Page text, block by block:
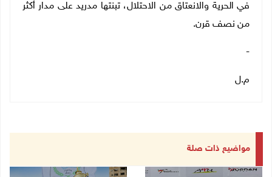
في الحرية والانعتاق من الاحتلال، تبنتها مدريد على مدار أكثر
من نصف قرن.
-
م.ل
مواضيع ذات صلة